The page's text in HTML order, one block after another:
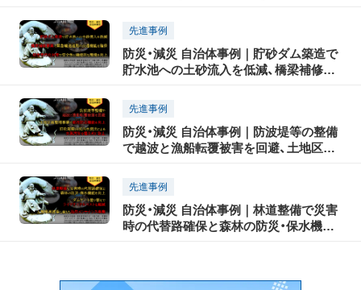
への空調設置で安全・安心な教育環境を
実現
先進事例
防災・減災 自治体事例｜貯砂ダム築造で
貯水池への土砂流入を低減、橋梁補修事
舎老朽化対策で安全性と機能的な環境を
向上
先進事例
防災・減災 自治体事例｜防波堤等の整備
で越波と漁船転覆被害を回避、土地区画
銅山坑内水流出による水質汚染を恒久的
に防止
先進事例
防災・減災 自治体事例｜林道整備で災害
時の代替路確保と森林の防災・保水機能